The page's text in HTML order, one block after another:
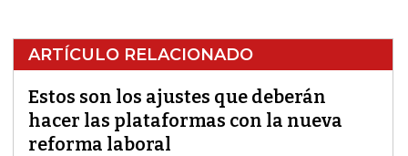
ARTÍCULO RELACIONADO
Estos son los ajustes que deberán
hacer las plataformas con la nueva
reforma laboral